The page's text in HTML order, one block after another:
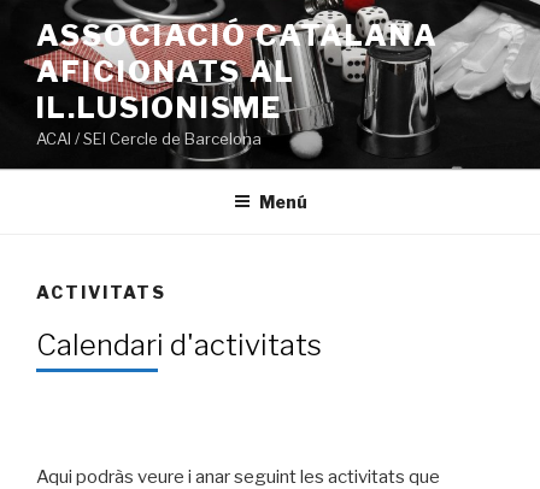
contenido
ASSOCIACIÓ CATALANA
AFICIONATS AL
IL.LUSIONISME
ACAI / SEI Cercle de Barcelona
Menú
ACTIVITATS
Calendari d'activitats
Aqui podràs veure i anar seguint les activitats que